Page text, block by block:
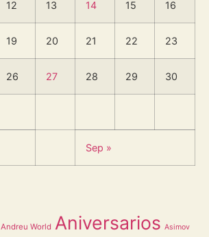
12 13 14 15 16
19 20 21 22 23
26 27 28 29 30
Sep »
Andreu World Aniversarios Asimov